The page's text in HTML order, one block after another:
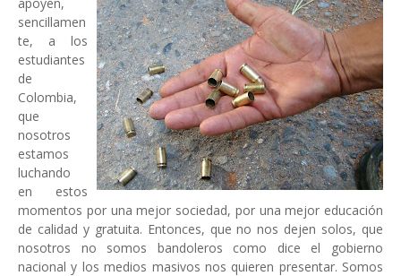
sencillamen
te, a los
estudiantes
de
Colombia,
que
nosotros
estamos
luchando
en estos
momentos por una mejor sociedad, por una mejor educación
de calidad y gratuita. Entonces, que no nos dejen solos, que
nosotros no somos bandoleros como dice el gobierno
nacional y los medios masivos nos quieren presentar. Somos